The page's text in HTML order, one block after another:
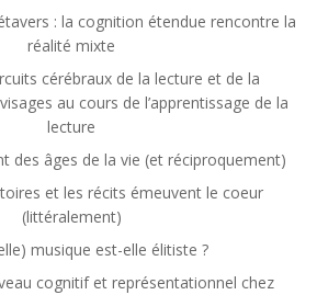
: la cognition étendue rencontre la
réalité mixte
cérébraux de la lecture et de la
au cours de l’apprentissage de la
lecture
des âges de la vie (et réciproquement)
et les récits émeuvent le coeur
(littéralement)
musique est-elle élitiste ?
cognitif et représentationnel chez